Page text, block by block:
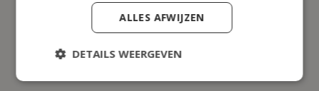
ALLES AFWIJZEN
DETAILS WEERGEVEN